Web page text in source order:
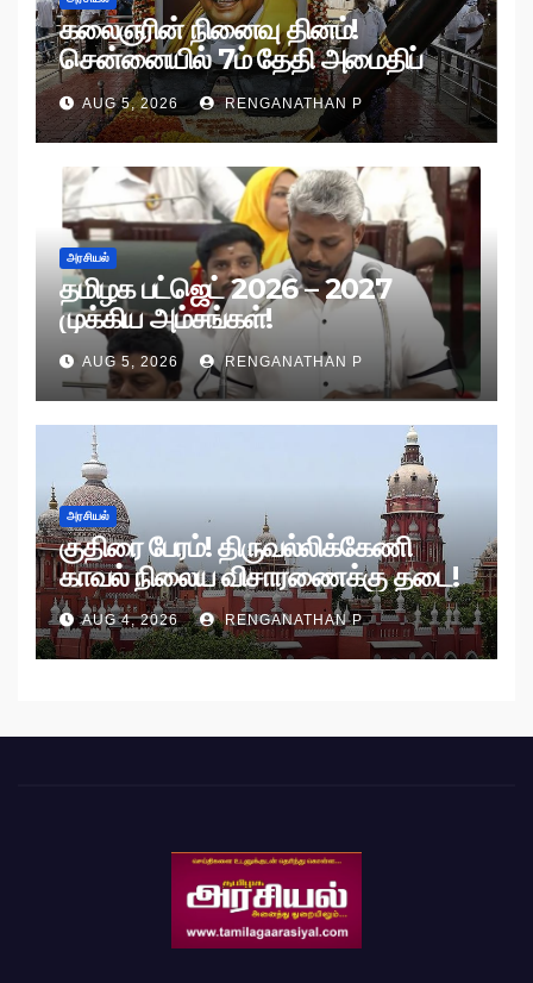
கலைஞரின் நினைவு தினம்!
சென்னையில் 7ம் தேதி அமைதிப்
பேரணி!
AUG 5, 2026 RENGANATHAN P
அரசியல்
தமிழக பட்ஜெட் 2026 – 2027
முக்கிய அம்சங்கள்!
AUG 5, 2026 RENGANATHAN P
அரசியல்
குதிரை பேரம்! திருவல்லிக்கேணி
காவல் நிலைய விசாரணைக்கு தடை!
AUG 4, 2026 RENGANATHAN P